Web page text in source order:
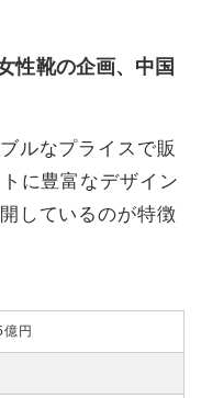
性靴の企画、中国
ルなプライスで販
に豊富なデザイン
しているのが特徴
円